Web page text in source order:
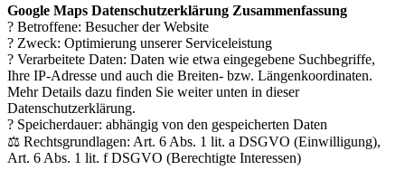
Google Maps Datenschutzerklärung Zusammenfassung
? Betroffene: Besucher der Website
? Zweck: Optimierung unserer Serviceleistung
? Verarbeitete Daten: Daten wie etwa eingegebene Suchbegriffe,
Ihre IP-Adresse und auch die Breiten- bzw. Längenkoordinaten.
Mehr Details dazu finden Sie weiter unten in dieser
Datenschutzerklärung.
? Speicherdauer: abhängig von den gespeicherten Daten
⚖️ Rechtsgrundlagen: Art. 6 Abs. 1 lit. a DSGVO (Einwilligung),
Art. 6 Abs. 1 lit. f DSGVO (Berechtigte Interessen)